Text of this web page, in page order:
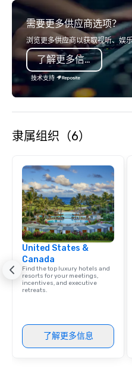
service set us apart. We
smart, reliable solutions
make the end-user experience
seamless from start to finish. We are
also a certified WOSB.
需要更多供应商选项？
浏览更多供应商以获取视听、娱
了解更多信息
技术支持
隶属组织（6）
United States &
Canada
Find the top luxury hotels and
resorts for your meetings,
incentives, and executive
retreats.
了解更多信息